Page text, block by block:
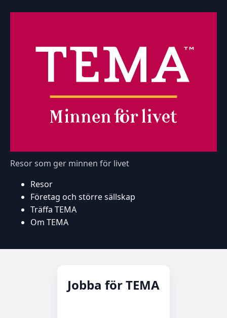
Resor som ger minnen för livet
Resor
Företag och större sällskap
Träffa TEMA
Om TEMA
Jobba för TEMA